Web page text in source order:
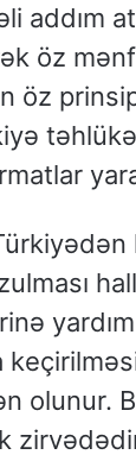
addım
öz
olunur.